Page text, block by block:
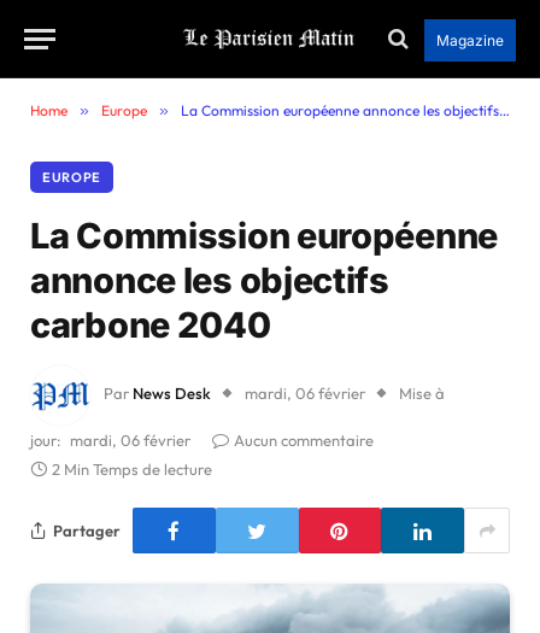
Magazine
Home » Europe » La Commission européenne annonce les objectifs carbone 2040
EUROPE
La Commission européenne
annonce les objectifs
carbone 2040
Par News Desk mardi, 06 février Mise à
jour: mardi, 06 février
Aucun commentaire
2 Min Temps de lecture
Partager